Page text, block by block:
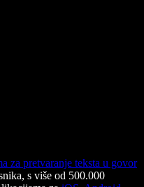
za pretvaranje teksta u govor
s više od 500.000